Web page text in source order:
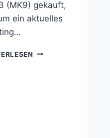
(MK9) gekauft,
ein aktuelles
SUPER